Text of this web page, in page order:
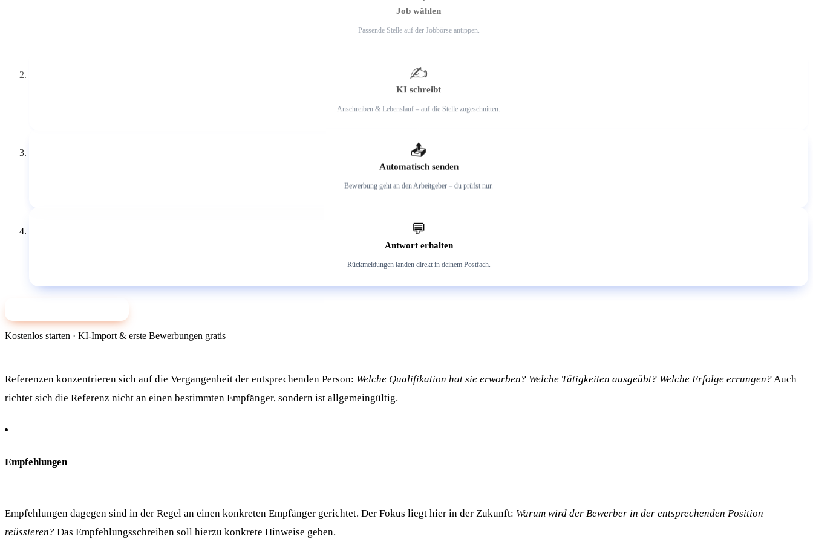
Job wählen
Passende Stelle auf der Jobbörse antippen.
✍️
KI schreibt
Anschreiben & Lebenslauf – auf die Stelle zugeschnitten.
📤
Automatisch senden
Bewerbung geht an den Arbeitgeber – du prüfst nur.
💬
Antwort erhalten
Rückmeldungen landen direkt in deinem Postfach.
Kostenlos starten · KI-Import & erste Bewerbungen gratis
Referenzen konzentrieren sich auf die Vergangenheit der entsprechenden Person: Welche Qualifikation hat sie erworben? Welche Tätigkeiten ausgeübt? Welche Erfolge errungen?Auch
richtet sich die Referenz nicht an einen bestimmten Empfänger, sondern ist allgemeingültig.
Empfehlungen
Empfehlungen dagegen sind in der Regel an einen konkreten Empfänger gerichtet. Der Fokus liegt hier in der Zukunft: Warum wird der Bewerber in der entsprechenden Position
reüssieren? Das Empfehlungsschreiben soll hierzu konkrete Hinweise geben.